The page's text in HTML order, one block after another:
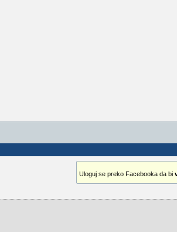
Uloguj se preko Facebooka da bi